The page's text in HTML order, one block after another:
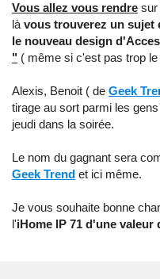
Vous allez vous rendre sur
là vous trouverez un sujet
le nouveau design
" ( même si c'est pas trop
Alexis, Benoit ( de Geek
tirage au sort parmi les
jeudi dans la soirée.
Le nom du gagnant sera
Geek Trend et ici même.
Je vous souhaite bonne
l'iHome IP 71 d'une valeur